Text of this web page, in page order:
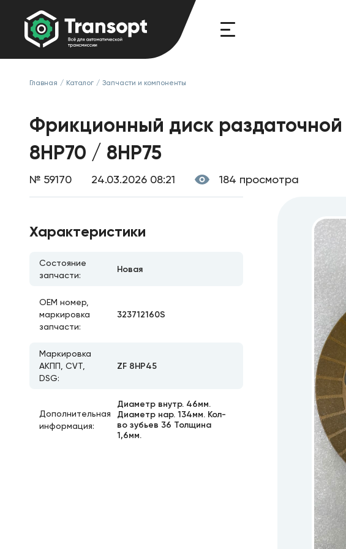
Главная / Каталог / Запчасти и компоненты
Фрикционный диск раздаточной
8HP70 / 8HP75
№ 59170 24.03.2026 08:21 184 просмотра
Характеристики
Состояние
запчасти:
Новая
ОЕМ номер,
маркировка
запчасти:
323712160S
Маркировка
АКПП, CVT,
DSG:
ZF 8HP45
Дополнительная
информация:
Диаметр внутр. 46мм.
Диаметр нар. 134мм. Кол-
во зубьев 36 Толщина
1,6мм.